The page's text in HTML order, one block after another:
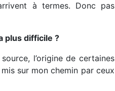
à termes. Donc pas
plus difficile ?
l’origine de certaines
sur mon chemin par ceux